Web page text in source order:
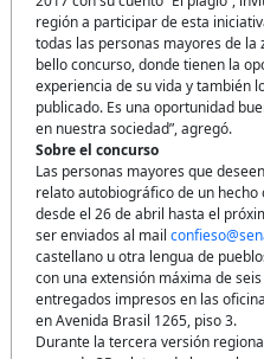
región a participar de esta
todas las personas mayores de
bello concurso, donde tienen la
experiencia de su vida y también
publicado. Es una oportunidad
en nuestra sociedad”, agregó.
Sobre el concurso
Las personas mayores que
relato autobiográfico de un
desde el 26 de abril hasta el
ser enviados al mail
castellano u otra lengua de
con una extensión máxima de
entregados impresos en las
en Avenida Brasil 1265, piso 3.
Durante la tercera versión